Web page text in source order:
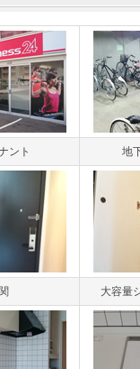
ント 地
大容量